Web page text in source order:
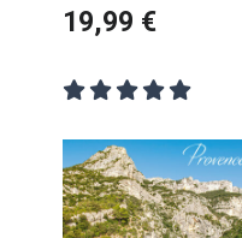
19,99 €